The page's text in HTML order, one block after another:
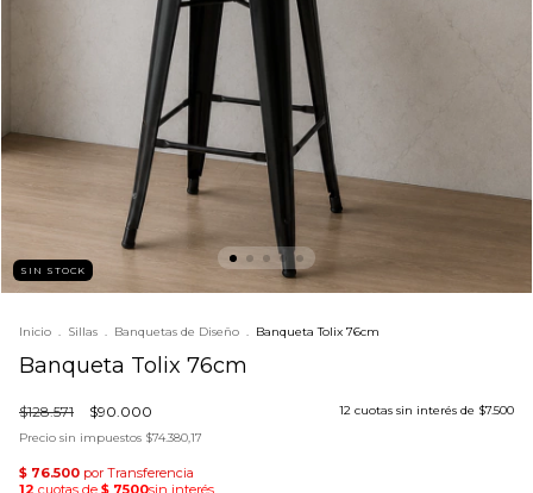
SIN STOCK
Inicio . Sillas . Banquetas de Diseño . Banqueta Tolix 76cm
Banqueta Tolix 76cm
$128.571 $90.000 12 cuotas sin interés de $7.500
Precio sin impuestos $74.380,17